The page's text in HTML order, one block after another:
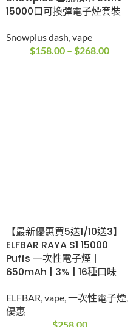
15000口可換彈電子煙套裝
Snowplus dash vape
$158.00 – $268.00
【最新優惠買5送1/10送3】
ELFBAR RAYA S1 15000
Puffs 一次性電子煙 |
650mAh | 3% | 16種口味
ELFBAR vape 一次性電子煙
優惠
$258.00